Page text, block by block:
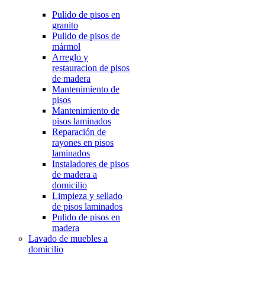
Pulido de pisos en
granito
Pulido de pisos de
mármol
Arreglo y
restauracion de pisos
de madera
Mantenimiento de
pisos
Mantenimiento de
pisos laminados
Reparación de
rayones en pisos
laminados
Instaladores de pisos
de madera a
domicilio
Limpieza y sellado
de pisos laminados
Pulido de pisos en
madera
Lavado de muebles a
domicilio